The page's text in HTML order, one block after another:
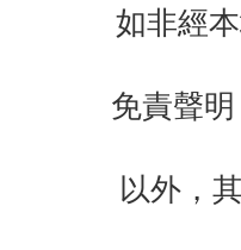
如非經
免責聲
以外，